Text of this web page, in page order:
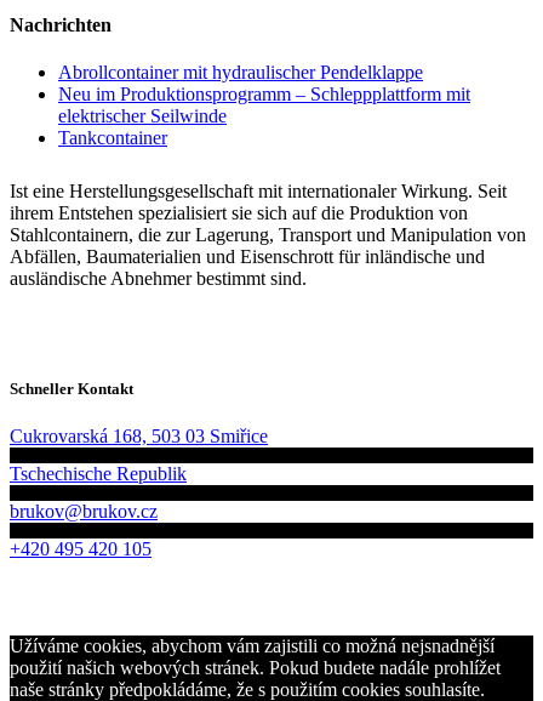
Nachrichten
Abrollcontainer mit hydraulischer Pendelklappe
Neu im Produktionsprogramm – Schleppplattform mit
elektrischer Seilwinde
Tankcontainer
Ist eine Herstellungsgesellschaft mit internationaler Wirkung. Seit
ihrem Entstehen spezialisiert sie sich auf die Produktion von
Stahlcontainern, die zur Lagerung, Transport und Manipulation von
Abfällen, Baumaterialien und Eisenschrott für inländische und
ausländische Abnehmer bestimmt sind.
Schneller Kontakt
Cukrovarská 168, 503 03 Smiřice
Tschechische Republik
brukov@brukov.cz
+420 495 420 105
Užíváme cookies, abychom vám zajistili co možná nejsnadnější
použití našich webových stránek. Pokud budete nadále prohlížet
naše stránky předpokládáme, že s použitím cookies souhlasíte.